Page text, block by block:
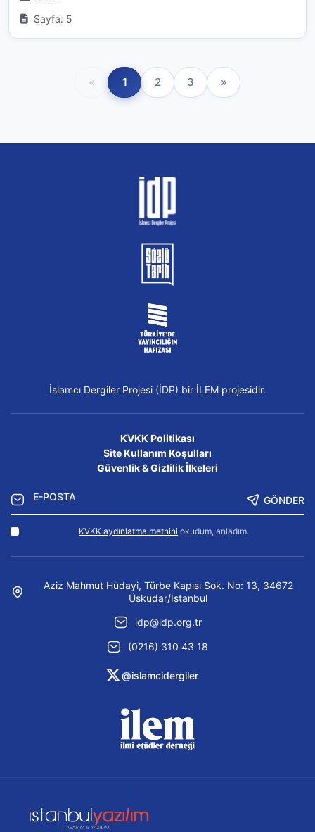
Sayfa: 5
« 1 2 3 »
İslamcı Dergiler Projesi (İDP) bir İLEM projesidir.
KVKK Politikası
Site Kullanım Koşulları
Güvenlik & Gizlilik İlkeleri
GÖNDER
KVKK aydınlatma metnini okudum, anladım.
Aziz Mahmut Hüdayi, Türbe Kapısı Sok. No: 13, 34672
Üsküdar/İstanbul
idp@idp.org.tr
(0216) 310 43 18
@islamcidergiler